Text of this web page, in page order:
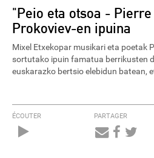
"Peio eta otsoa -
Prokoviev-en ipuina
Mixel Etxekopar musikari eta poetak
sortutako ipuin famatua berrikusten
euskarazko bertsio elebidun batean,
ÉCOUTER PARTAGER